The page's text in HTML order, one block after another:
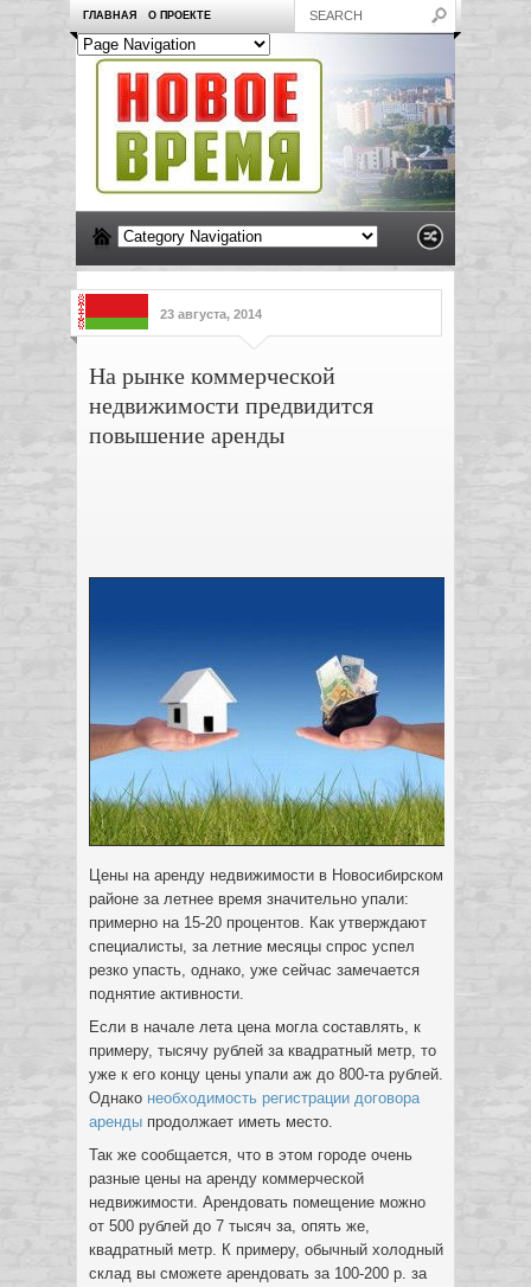
ГЛАВНАЯ О ПРОЕКТЕ
23 августа, 2014
На рынке коммерческой
недвижимости предвидится
повышение аренды
Цены на аренду недвижимости в Новосибирском
районе за летнее время значительно упали:
примерно на 15-20 процентов. Как утверждают
специалисты, за летние месяцы спрос успел
резко упасть, однако, уже сейчас замечается
поднятие активности.
Если в начале лета цена могла составлять, к
примеру, тысячу рублей за квадратный метр, то
уже к его концу цены упали аж до 800-та рублей.
Однако необходимость регистрации договора
аренды продолжает иметь место.
Так же сообщается, что в этом городе очень
разные цены на аренду коммерческой
недвижимости. Арендовать помещение можно
от 500 рублей до 7 тысяч за, опять же,
квадратный метр. К примеру, обычный холодный
склад вы сможете арендовать за 100-200 р. за